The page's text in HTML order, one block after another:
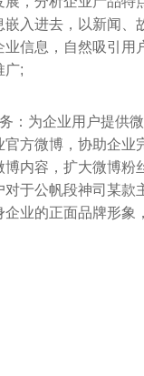
嵌入进去，以新闻、
业信息，自然吸引用
广;
：为企业用户提供
方微博，协助企业
博内容，扩大微博粉
于公帆段神司某款
业的正面品牌形象